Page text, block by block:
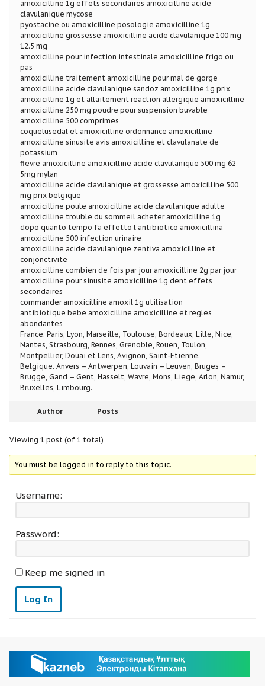
amoxicilline 1g effets secondaires amoxicilline acide
clavulanique mycose
pyostacine ou amoxicilline posologie amoxicilline 1g
amoxicilline grossesse amoxicilline acide clavulanique 100 mg
12.5 mg
amoxicilline pour infection intestinale amoxicilline frigo ou
pas
amoxicilline traitement amoxicilline pour mal de gorge
amoxicilline acide clavulanique sandoz amoxicilline 1g prix
amoxicilline 1g et allaitement reaction allergique amoxicilline
amoxicilline 250 mg poudre pour suspension buvable
amoxicilline 500 comprimes
coquelusedal et amoxicilline ordonnance amoxicilline
amoxicilline sinusite avis amoxicilline et clavulanate de
potassium
fievre amoxicilline amoxicilline acide clavulanique 500 mg 62
5mg mylan
amoxicilline acide clavulanique et grossesse amoxicilline 500
mg prix belgique
amoxicilline poule amoxicilline acide clavulanique adulte
amoxicilline trouble du sommeil acheter amoxicilline 1g
dopo quanto tempo fa effetto l antibiotico amoxicillina
amoxicilline 500 infection urinaire
amoxicilline acide clavulanique zentiva amoxicilline et
conjonctivite
amoxicilline combien de fois par jour amoxicilline 2g par jour
amoxicilline pour sinusite amoxicilline 1g dent effets
secondaires
commander amoxicilline amoxil 1g utilisation
antibiotique bebe amoxicilline amoxicilline et regles
abondantes
France: Paris, Lyon, Marseille, Toulouse, Bordeaux, Lille, Nice,
Nantes, Strasbourg, Rennes, Grenoble, Rouen, Toulon,
Montpellier, Douai et Lens, Avignon, Saint-Etienne.
Belgique: Anvers – Antwerpen, Louvain – Leuven, Bruges –
Brugge, Gand – Gent, Hasselt, Wavre, Mons, Liege, Arlon, Namur,
Bruxelles, Limbourg.
Author Posts
Viewing 1 post (of 1 total)
You must be logged in to reply to this topic.
Username:
Password:
Keep me signed in
Log In